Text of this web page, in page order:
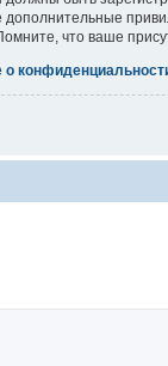
дополнительные
что ваше
о